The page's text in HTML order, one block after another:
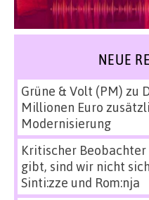
NEUE
Grüne & Volt (PM) zu
Millionen Euro
Modernisierung
Kritischer Beobachter
gibt, sind wir nicht
Sinti:zze und Rom:nja